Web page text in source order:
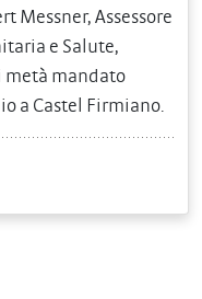
Messner, Assessore
e Salute,
metà mandato
a Castel Firmiano.